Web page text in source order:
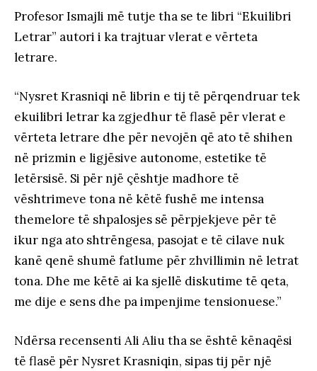
Profesor Ismajli më tutje tha se te libri “Ekuilibri
Letrar” autori i ka trajtuar vlerat e vërteta
letrare.
“Nysret Krasniqi në librin e tij të përqendruar tek
ekuilibri letrar ka zgjedhur të flasë për vlerat e
vërteta letrare dhe për nevojën që ato të shihen
në prizmin e ligjësive autonome, estetike të
letërsisë. Si për një çështje madhore të
vështrimeve tona në këtë fushë me intensa
themelore të shpalosjes së përpjekjeve për të
ikur nga ato shtrëngesa, pasojat e të cilave nuk
kanë qenë shumë fatlume për zhvillimin në letrat
tona. Dhe me këtë ai ka sjellë diskutime të qeta,
me dije e sens dhe pa impenjime tensionuese.”
Ndërsa recensenti Ali Aliu tha se është kënaqësi
të flasë për Nysret Krasniqin, sipas tij për një